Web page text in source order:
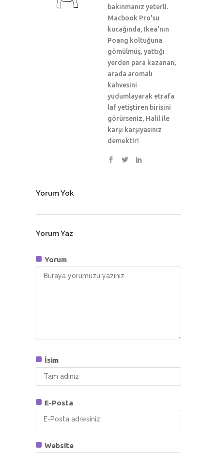
bakınmanız yeterli.
Macbook Pro'su
kucağında, Ikea'nın
Poang koltuğuna
gömülmüş, yattığı
yerden para kazanan,
arada aromalı
kahvesini
yudumlayarak etrafa
laf yetiştiren birisini
görürseniz, Halil ile
karşı karşıyasınız
demektir!
Yorum Yok
Yorum Yaz
Yorum
İsim
E-Posta
Website